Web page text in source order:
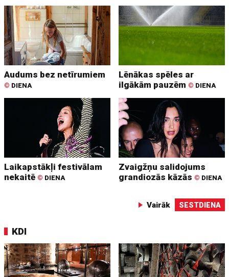
Audums bez netīrumiem
© DIENA
Lēnākas spēles ar
ilgākām pauzēm © DIENA
Laikapstākļi festivālam
nekaitē © DIENA
Zvaigžņu salidojums
grandiozās kāzās © DIENA
Vairāk SESTDIENA
KDI